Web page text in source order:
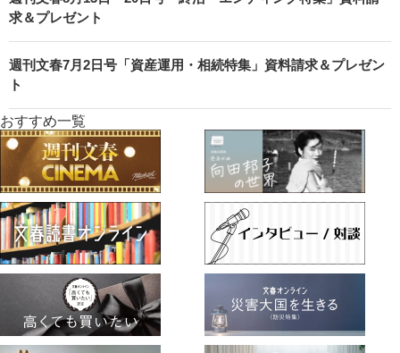
求＆プレゼント
週刊文春7月2日号「資産運用・相続特集」資料請求＆プレゼン
ト
おすすめ一覧